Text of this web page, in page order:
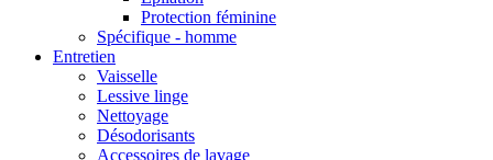
Protection féminine
Spécifique - homme
Entretien
Vaisselle
Lessive linge
Nettoyage
Désodorisants
Accessoires de lavage